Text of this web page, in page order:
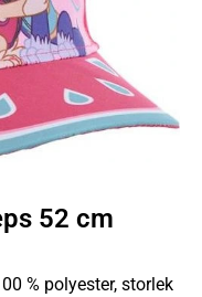
52 cm
% polyester, storlek